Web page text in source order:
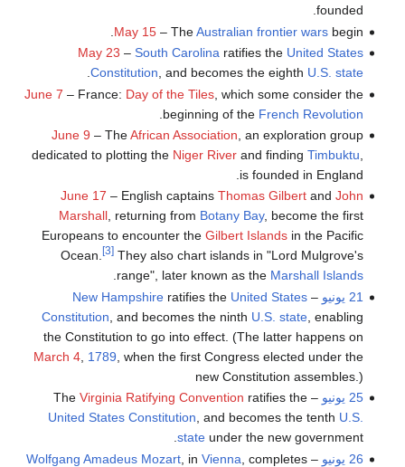
founded.
May 15– TheAustralian frontier warsbegin.
May 23 – South Carolina ratifies the United States
Constitution , and becomes the eighth U.S. state
June 7 – France: Day of the Tiles, which some consider the
beginning of the French Revolution
June 9 – TheAfrican Association , an exploration group
dedicated to plotting the Niger Riverand finding Timbuktu
is founded in England.
June 17 – English captains Thomas Gilbertand John
Marshall, returning from Botany Bay, become the first
Europeans to encounter the Gilbert Islandsin the Pacific
Ocean.
[3]They also chart islands in "Lord Mulgrove's
range", later known as the Marshall Islands
.
21 يونيو
–
New Hampshireratifies the United States
Constitution , and becomes the ninth U.S. state, enabling
the Constitution to go into effect. (The latter happens on
March 4, 1789 , when the first Congress elected under the
new Constitution assembles.)
25 يونيو
– The
Virginia Ratifying Convention ratifies the
United States Constitution , and becomes the tenth U.S.
stateunder the new government.
26 يونيو
–
Wolfgang Amadeus Mozart, in Vienna , completes